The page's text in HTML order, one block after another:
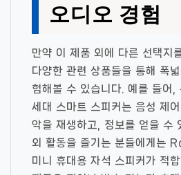
오디오 경험
만약 이 제품 외에 다른 선택지
다양한 관련 상품들을 통해 폭
험해볼 수 있습니다. 예를 들어,
세대 스마트 스피커는 음성 제
악을 재생하고, 정보를 얻을 수
외 활동을 즐기는 분들에게
미니 휴대용 자석 스피커가 적